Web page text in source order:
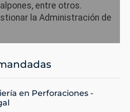
entre otros.
la Administración de
en Perforaciones -